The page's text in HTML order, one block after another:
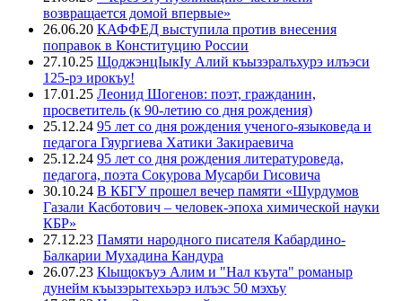
возвращается домой впервые»
26.06.20 КАФФЕД выступила против внесения
поправок в Конституцию России
27.10.25 ЩоджэнцIыкIу Алий къызэралъхурэ илъэси
125-рэ ирокъу!
17.01.25 Леонид Шогенов: поэт, гражданин,
просветитель (к 90-летию со дня рождения)
25.12.24 95 лет со дня рождения ученого-языковеда и
педагога Гяургиева Хатики Закираевича
25.12.24 95 лет со дня рождения литературоведа,
педагога, поэта Сокурова Мусарби Гисовича
30.10.24 В КБГУ прошел вечер памяти «Шурдумов
Газали Касботович – человек-эпоха химической науки
КБР»
27.12.23 Памяти народного писателя Кабардино-
Балкарии Мухадина Кандура
26.07.23 Кlыщокъуэ Алим и "Нал къута" романыр
дунейм къызэрытехьэрэ илъэс 50 мэхъу